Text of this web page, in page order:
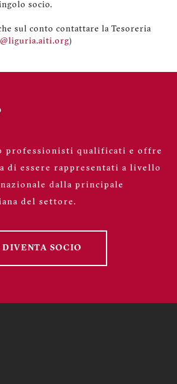
socio.
sul conto contattare la Tesoreria
)
professionisti qualificati e offre
di essere rappresentati a livello
dalla principale
del settore.
DIVENTA SOCIO